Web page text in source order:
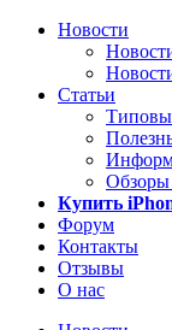
Новости
Статьи
Купить
Форум
Контакты
Отзывы
О нас